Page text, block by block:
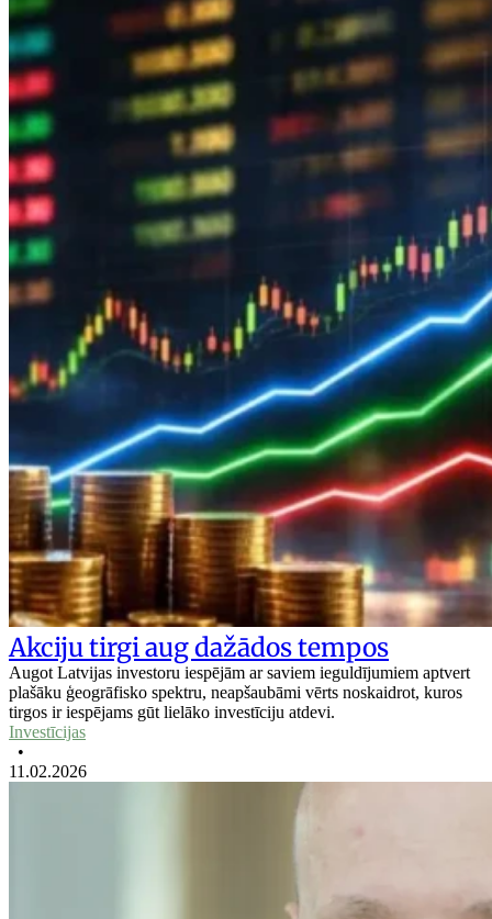
Akciju tirgi aug dažādos tempos
Augot Latvijas investoru iespējām ar saviem ieguldījumiem aptvert
plašāku ģeogrāfisko spektru, neapšaubāmi vērts noskaidrot, kuros
tirgos ir iespējams gūt lielāko investīciju atdevi.
Investīcijas
•
11.02.2026